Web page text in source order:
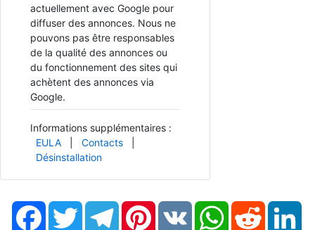
actuellement avec Google pour
diffuser des annonces. Nous ne
pouvons pas être responsables
de la qualité des annonces ou
du fonctionnement des sites qui
achètent des annonces via
Google.
Informations supplémentaires :
EULA
Contacts
Désinstallation
FacebookTwitter TelegramPinterestVK WhatsAppReddit